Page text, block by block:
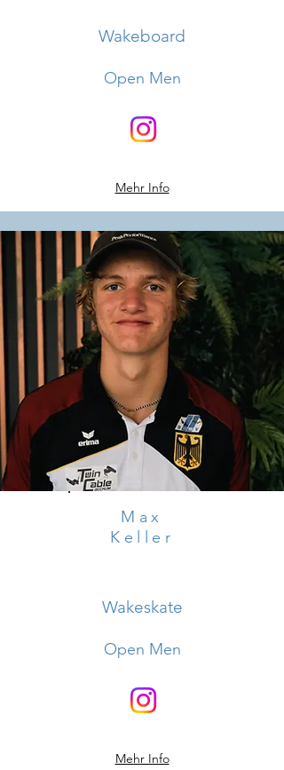
Wakeboard
Open Men
Mehr Info
Max
Keller
Wakeskate
Open Men
Mehr Info